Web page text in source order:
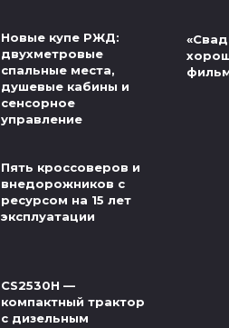
Новые купе РЖД:
двухметровые
спальные места,
душевые кабины и
сенсорное
управление
Пять кроссоверов и
внедорожников с
ресурсом на 15 лет
эксплуатации
CS2530H —
компактный трактор
с дизельным